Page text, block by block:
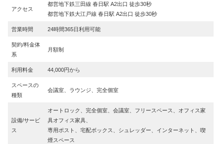
アクセス
都営地下鉄三田線 春日駅 A2出口 徒歩30秒
都営地下鉄大江戸線 春日駅 A2出口 徒歩30秒
営業時間 24時間365日利用可能
契約/料金体
系
月額制
利用料金 44,000円から
スペースの
種類
会議室、ラウンジ、完全個室
設備/サービ
ス
オートロック、完全個室、会議室、フリースペース、オフィス家
具オフィス家具、
専用ポスト、宅配ボックス、シュレッダー、インターネット、喫
煙スペース